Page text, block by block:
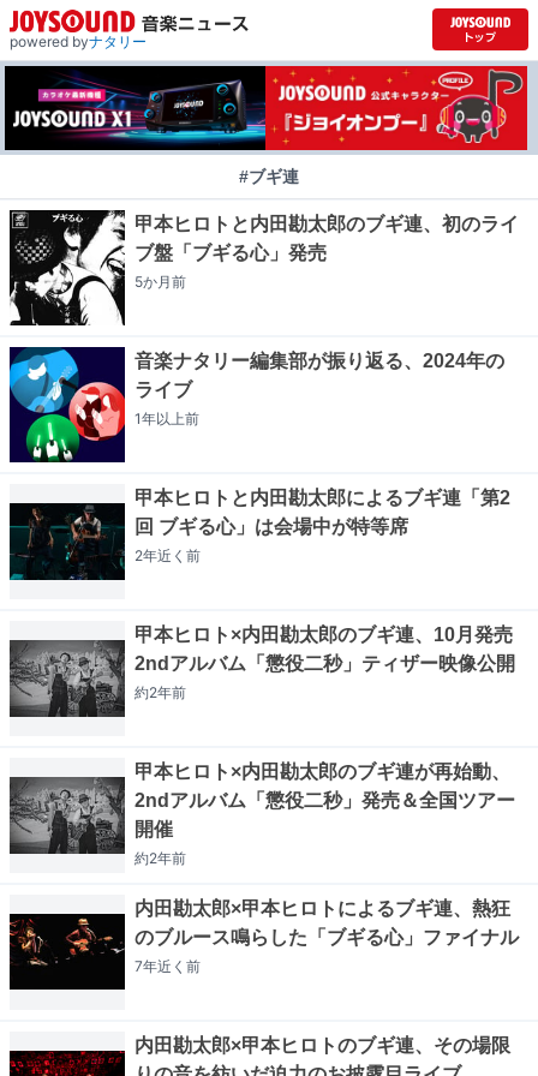
powered byナタリー
#ブギ連
甲本ヒロトと内田勘太郎のブギ連、初のライ
ブ盤「ブギる心」発売
5か月前
音楽ナタリー編集部が振り返る、2024年の
ライブ
1年以上前
甲本ヒロトと内田勘太郎によるブギ連「第2
回 ブギる心」は会場中が特等席
2年近く 前
甲本ヒロト×内田勘太郎のブギ連、10月発売
2ndアルバム「懲役二秒」ティザー映像公開
約2年前
甲本ヒロト×内田勘太郎のブギ連が再始動、
2ndアルバム「懲役二秒」発売＆全国ツアー
開催
約2年前
内田勘太郎×甲本ヒロトによるブギ連、熱狂
のブルース鳴らした「ブギる心」ファイナル
7年近く 前
内田勘太郎×甲本ヒロトのブギ連、その場限